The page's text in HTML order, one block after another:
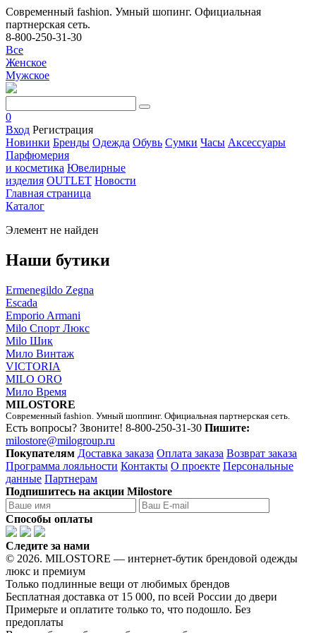
Современный fashion. Умный шопинг. Официальная
партнерская сеть.
8-800-250-31-30
Все
Женское
Мужское
0
Вход Регистрация
Новинки Бренды Одежда Обувь Сумки Часы Аксессуары
Парфюмерия
и косметика Ювелирные
изделия OUTLET Новости
Главная страница
Каталог
Элемент не найден
Наши бутики
Ermenegildo Zegna
Escada
Emporio Armani
Milo Спорт Люкс
Milo Шик
Мило Винтаж
VICTORIA
MILO ORO
Мило Время
MILOSTORE
Современный fashion. Умный шоппинг. Официальная партнерская сеть.
Есть вопросы? Звоните! 8-800-250-31-30 Пишите:
milostore@milogroup.ru
Покупателям Доставка заказа Оплата заказа Возврат заказа
Программа лояльности Контакты О проекте Персональные
данные Партнерам
Подпишитесь на акции Milostore
Способы оплаты
Следите за нами
© 2026. MILOSTORE — интернет-бутик брендовой одежды
люкс и премиум
Только подлинные вещи от любимых брендов
Бесплатная доставка от 15 000, по всей России до двери
Примерьте и оплатите только то, что подошло. Без
предоплаты